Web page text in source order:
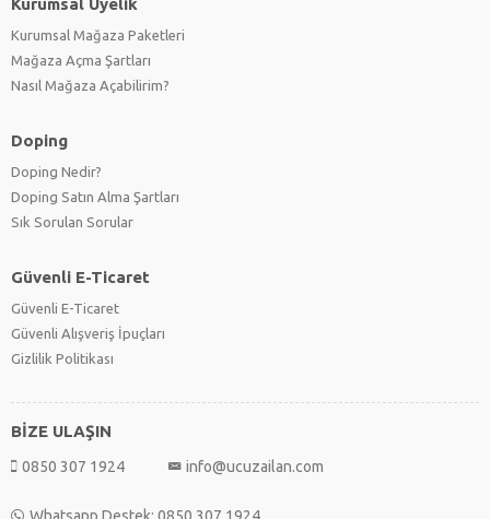
Kurumsal Üyelik
Kurumsal Mağaza Paketleri
Mağaza Açma Şartları
Nasıl Mağaza Açabilirim?
Doping
Doping Nedir?
Doping Satın Alma Şartları
Sık Sorulan Sorular
Güvenli E-Ticaret
Güvenli E-Ticaret
Güvenli Alışveriş İpuçları
Gizlilik Politikası
BİZE ULAŞIN
0850 307 1924 info@ucuzailan.com